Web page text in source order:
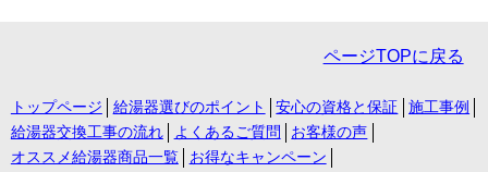
ページTOPに戻る
トップページ 給湯器選びのポイント 安心の資格と保証
施工事例
給湯器交換工事の流れ
よくあるご質問
お客様の声
オススメ給湯器商品一覧
お得なキャンペーン